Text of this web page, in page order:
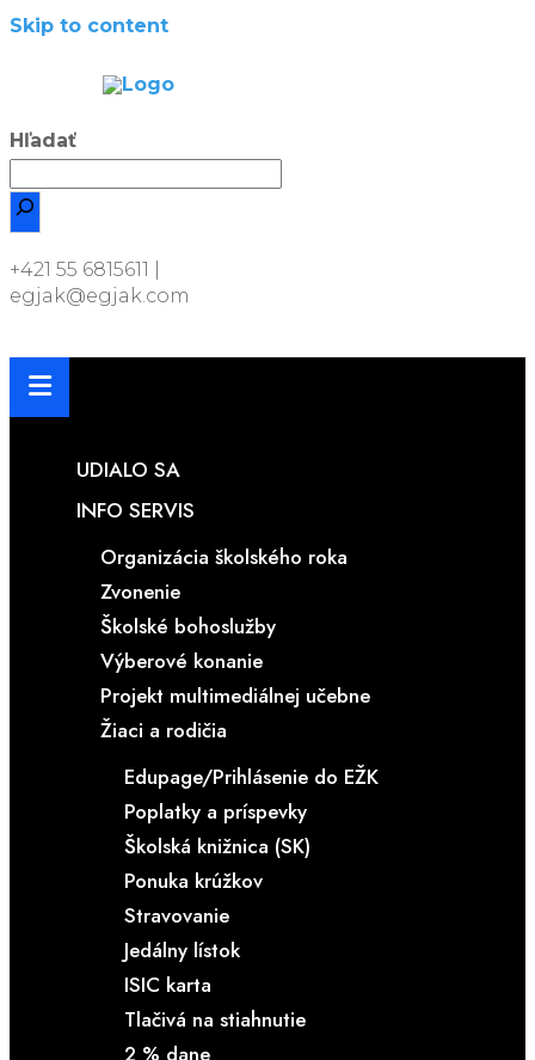
Skip to content
Hľadať
+421 55 6815611 |
egjak@egjak.com
UDIALO SA
INFO SERVIS
Organizácia školského roka
Zvonenie
Školské bohoslužby
Výberové konanie
Projekt multimediálnej učebne
Žiaci a rodičia
Edupage/Prihlásenie do EŽK
Poplatky a príspevky
Školská knižnica (SK)
Ponuka krúžkov
Stravovanie
Jedálny lístok
ISIC karta
Tlačivá na stiahnutie
2 % dane